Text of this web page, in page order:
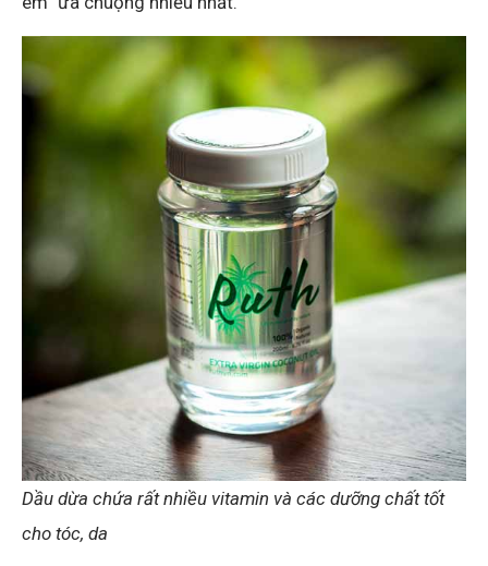
Dầu dừa chứa rất nhiều vitamin và các dưỡng chất tốt
cho tóc, da